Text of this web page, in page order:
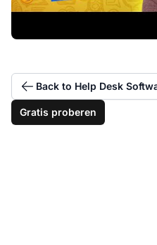
Back to Help Desk
Gratis proberen